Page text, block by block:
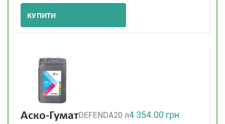
КУПИТИ
Аско-ГуматDEFENDA20 л4 354.00 грн